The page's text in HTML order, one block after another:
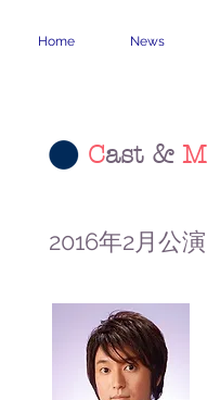
Home News
Cast & M
2016年2月公